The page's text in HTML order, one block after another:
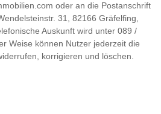
oder an die Postanschrift
31, 82166 Gräfelfing,
Auskunft wird unter 089 /
Weise können Nutzer jederzeit die
korrigieren und löschen.